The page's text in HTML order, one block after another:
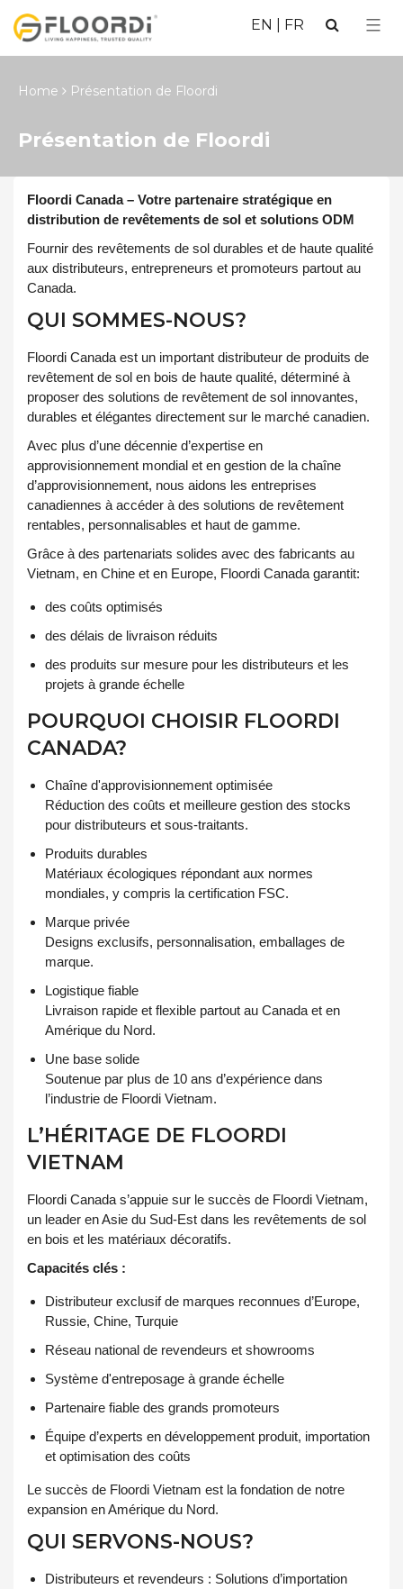
EN FR
Home Présentation de Floordi
Présentation de Floordi
Floordi Canada – Votre partenaire stratégique en
distribution de revêtements de sol et solutions ODM
Fournir des revêtements de sol durables et de haute qualité
aux distributeurs, entrepreneurs et promoteurs partout au
Canada.
QUI SOMMES-NOUS?
Floordi Canada est un important distributeur de produits de
revêtement de sol en bois de haute qualité, déterminé à
proposer des solutions de revêtement de sol innovantes,
durables et élégantes directement sur le marché canadien.
Avec plus d’une décennie d’expertise en
approvisionnement mondial et en gestion de la chaîne
d’approvisionnement, nous aidons les entreprises
canadiennes à accéder à des solutions de revêtement
rentables, personnalisables et haut de gamme.
Grâce à des partenariats solides avec des fabricants au
Vietnam, en Chine et en Europe, Floordi Canada garantit:
des coûts optimisés
des délais de livraison réduits
des produits sur mesure pour les distributeurs et les
projets à grande échelle
POURQUOI CHOISIR FLOORDI
CANADA?
Chaîne d'approvisionnement optimisée
Réduction des coûts et meilleure gestion des stocks
pour distributeurs et sous-traitants.
Produits durables
Matériaux écologiques répondant aux normes
mondiales, y compris la certification FSC.
Marque privée
Designs exclusifs, personnalisation, emballages de
marque.
Logistique fiable
Livraison rapide et flexible partout au Canada et en
Amérique du Nord.
Une base solide
Soutenue par plus de 10 ans d’expérience dans
l’industrie de Floordi Vietnam.
L’HÉRITAGE DE FLOORDI
VIETNAM
Floordi Canada s’appuie sur le succès de Floordi Vietnam,
un leader en Asie du Sud-Est dans les revêtements de sol
en bois et les matériaux décoratifs.
Capacités clés :
Distributeur exclusif de marques reconnues d’Europe,
Russie, Chine, Turquie
Réseau national de revendeurs et showrooms
Système d'entreposage à grande échelle
Partenaire fiable des grands promoteurs
Équipe d’experts en développement produit, importation
et optimisation des coûts
Le succès de Floordi Vietnam est la fondation de notre
expansion en Amérique du Nord.
QUI SERVONS-NOUS?
Distributeurs et revendeurs : Solutions d’importation